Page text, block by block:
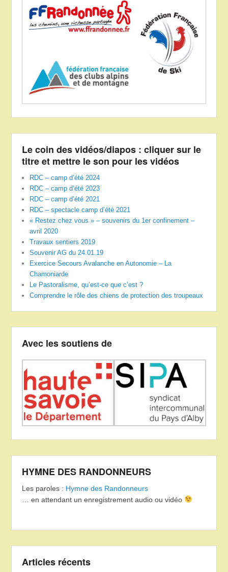
Le coin des vidéos/diapos : cliquer sur le
titre et mettre le son pour les vidéos
RDC – camp d’été 2024
RDC – camp d’été 2023
RDC – camp d’été 2021
RDC – spectacle camp d’été 2021
« Restez chez vous » – souvenirs du 1er confinement –
avril 2020
Travaux sentiers 2019
Souvenir AG du 24.01.19
Exercice Secours Avalanche en Autonomie – La
Chamoniarde
Le Pastoralisme, qu’est-ce que c’est ?
Comprendre le rôle des chiens de protection des troupeaux
Avec les soutiens de
HYMNE DES RANDONNEURS
Les paroles : Hymne des Randonneurs
… en attendant un enregistrement audio ou vidéo
Articles récents